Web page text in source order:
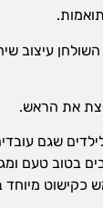
עיצוב
את הראש.
שגם
בטוב טעם
כקישוט